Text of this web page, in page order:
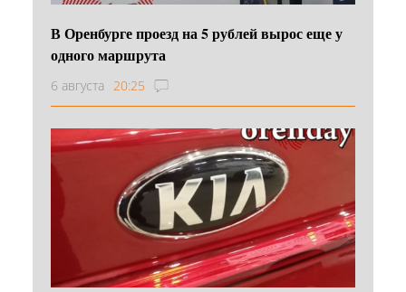
В Оренбурге проезд на 5 рублей вырос еще у
одного маршрута
6 августа 20:25